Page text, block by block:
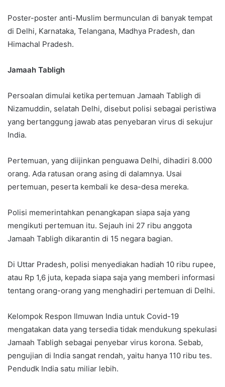
Poster-poster anti-Muslim bermunculan di banyak tempat
di Delhi, Karnataka, Telangana, Madhya Pradesh, dan
Himachal Pradesh.
Jamaah Tabligh
Persoalan dimulai ketika pertemuan Jamaah Tabligh di
Nizamuddin, selatah Delhi, disebut polisi sebagai peristiwa
yang bertanggung jawab atas penyebaran virus di sekujur
India.
Pertemuan, yang diijinkan penguawa Delhi, dihadiri 8.000
orang. Ada ratusan orang asing di dalamnya. Usai
pertemuan, peserta kembali ke desa-desa mereka.
Polisi memerintahkan penangkapan siapa saja yang
mengikuti pertemuan itu. Sejauh ini 27 ribu anggota
Jamaah Tabligh dikarantin di 15 negara bagian.
Di Uttar Pradesh, polisi menyediakan hadiah 10 ribu rupee,
atau Rp 1,6 juta, kepada siapa saja yang memberi informasi
tentang orang-orang yang menghadiri pertemuan di Delhi.
Kelompok Respon Ilmuwan India untuk Covid-19
mengatakan data yang tersedia tidak mendukung spekulasi
Jamaah Tabligh sebagai penyebar virus korona. Sebab,
pengujian di India sangat rendah, yaitu hanya 110 ribu tes.
Pendudk India satu miliar lebih.